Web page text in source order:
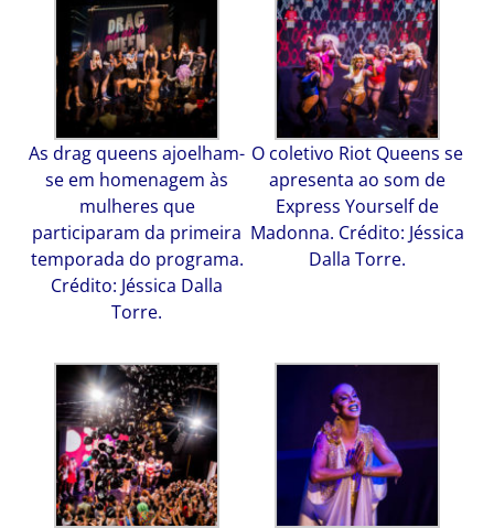
As drag queens ajoelham-
se em homenagem às
mulheres que
participaram da primeira
temporada do programa.
Crédito: Jéssica Dalla
Torre.
O coletivo Riot Queens se
apresenta ao som de
Express Yourself de
Madonna. Crédito: Jéssica
Dalla Torre.